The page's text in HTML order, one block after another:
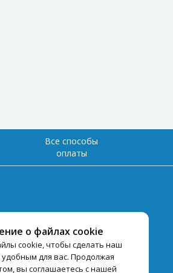
о файлах cookie
cookie, чтобы сделать наш
для вас. Продолжая
вы соглашаетесь с нашей
Все способы
оплаты